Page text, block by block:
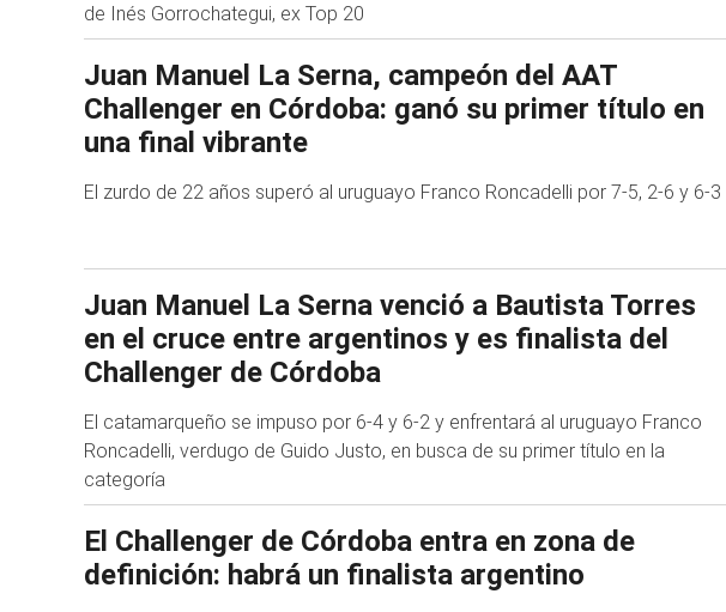
de Inés Gorrochategui, ex Top 20
Juan Manuel La Serna, campeón del AAT
Challenger en Córdoba: ganó su primer título en
una final vibrante
El zurdo de 22 años superó al uruguayo Franco Roncadelli por 7-5, 2-6 y 6-3
Juan Manuel La Serna venció a Bautista Torres
en el cruce entre argentinos y es finalista del
Challenger de Córdoba
El catamarqueño se impuso por 6-4 y 6-2 y enfrentará al uruguayo Franco
Roncadelli, verdugo de Guido Justo, en busca de su primer título en la
categoría
El Challenger de Córdoba entra en zona de
definición: habrá un finalista argentino